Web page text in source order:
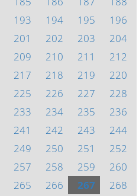
193 194 195
196
201 202 203
204
209 210 211
212
217 218 219
220
225 226 227
228
233 234 235
236
241 242 243
244
249 250 251
252
257 258 259
260
265 266 267
268